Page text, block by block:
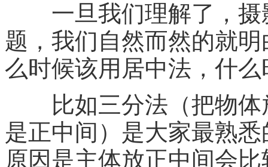
一旦我们理解了，摄
题，我们自然而然的就
么时候该用居中法，什
比如三分法（把物体
是正中间）是大家最熟
原因是主体放正中间会